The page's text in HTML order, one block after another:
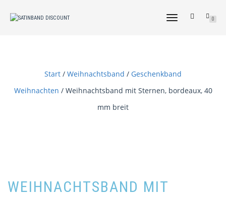
NAVIGATION
0
Start / Weihnachtsband / Geschenkband
Weihnachten / Weihnachtsband mit Sternen, bordeaux, 40
mm breit
WEIHNACHTSBAND MIT